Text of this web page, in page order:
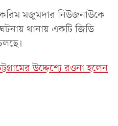
মজুমদার নিউজনাউকে
থানায় একটি জিডি
উদ্দেশ্যে রওনা হলেন